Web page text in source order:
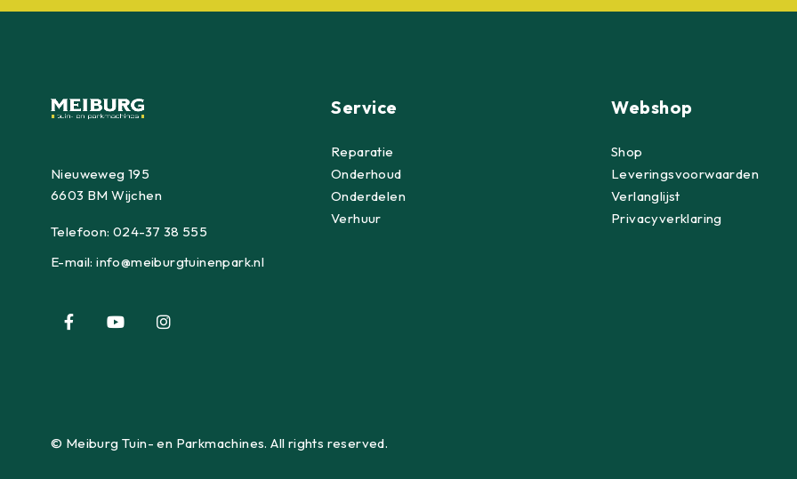
Nieuweweg 195
6603 BM Wijchen
Telefoon:024-37 38 555
E-mail:info@meiburgtuinenpark.nl
Service
Reparatie
Onderhoud
Onderdelen
Verhuur
Webshop
Shop
Leveringsvoorwaarden
Verlanglijst
Privacyverklaring
© Meiburg Tuin- en Parkmachines. All rights reserved.